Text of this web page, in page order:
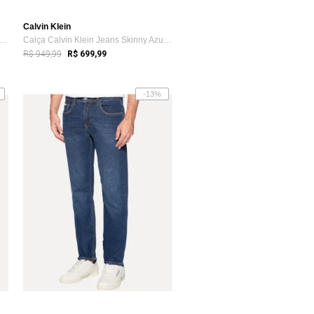
Bermuda Calvin Klein Jeans Masculina 5 P...
Calvin Klein
Calça Calvin Klein Jeans Skinny Azul Médio
R$ 949,99 R$ 699,99
-13%